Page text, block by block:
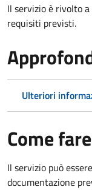
Il servizio è rivolto
requisiti previsti.
Ulteriori
Come fare
Il servizio può
documentazione